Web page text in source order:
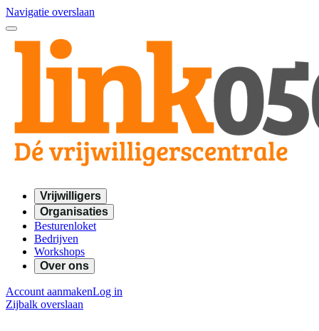
Navigatie overslaan
Vrijwilligers
Organisaties
Besturenloket
Bedrijven
Workshops
Over ons
Account aanmakenLog in
Zijbalk overslaan